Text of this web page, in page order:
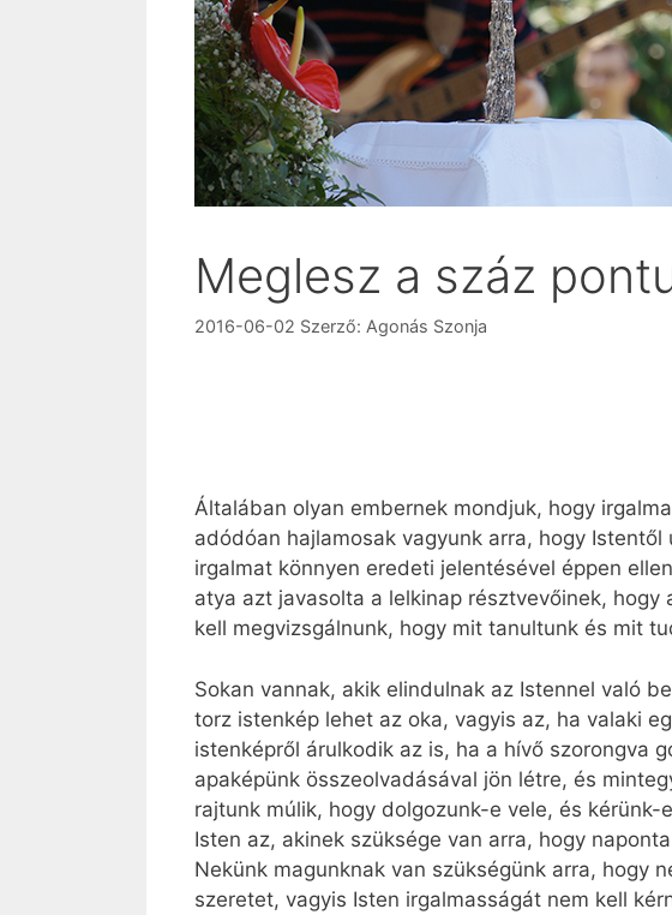
Meglesz a száz
2016-06-02 Szerző: Agonás Szonja
Általában olyan embernek mondjuk, hogy
adódóan hajlamosak vagyunk arra, hogy
irgalmat könnyen eredeti jelentésével éppen
atya azt javasolta a lelkinap résztvevőinek,
kell megvizsgálnunk, hogy mit tanultunk és mit
Sokan vannak, akik elindulnak az Istennel való
torz istenkép lehet az oka, vagyis az, ha valaki
istenképről árulkodik az is, ha a hívő szorongva
apaképünk összeolvadásával jön létre, és
rajtunk múlik, hogy dolgozunk-e vele, és
Isten az, akinek szüksége van arra, hogy
Nekünk magunknak van szükségünk arra, hogy
szeretet, vagyis Isten irgalmasságát nem kell